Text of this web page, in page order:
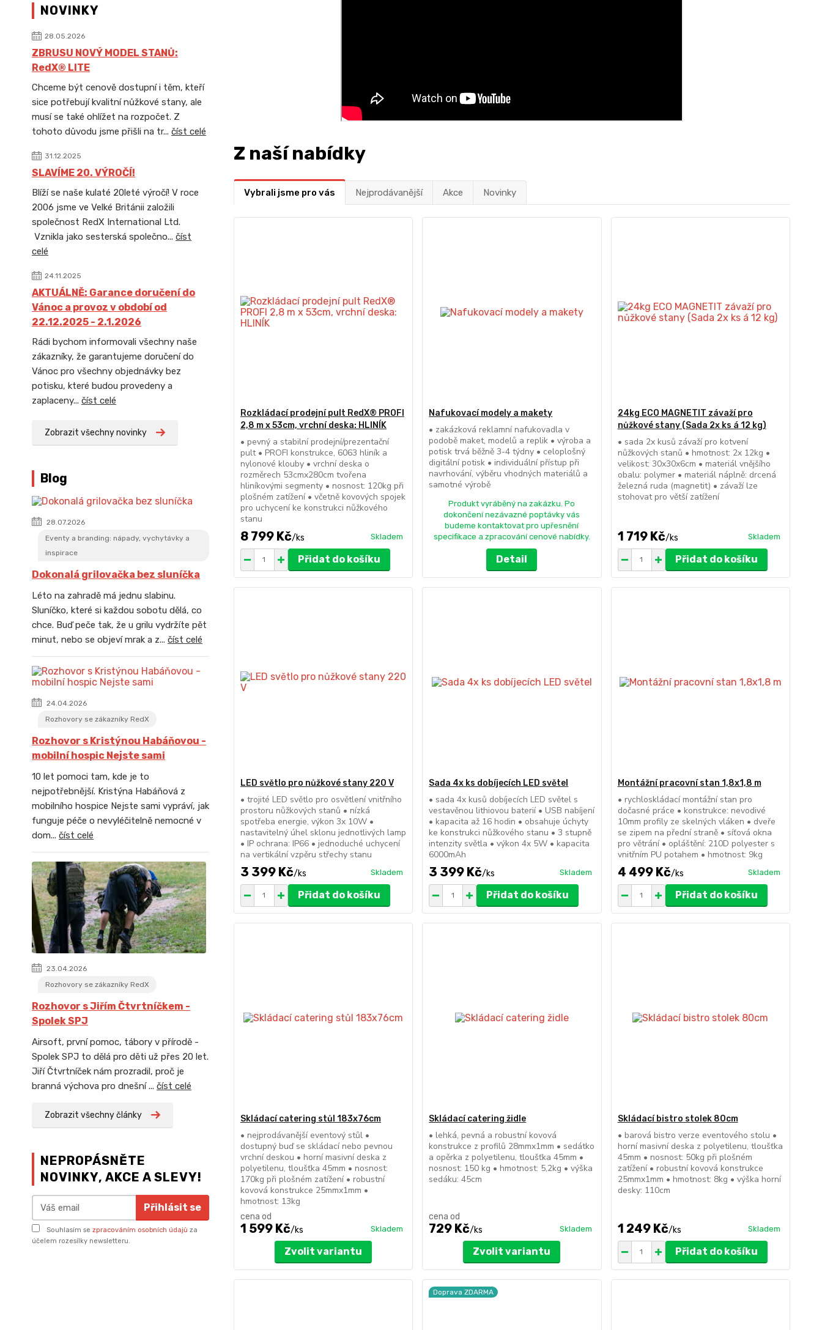
NOVINKY
28.05.2026
ZBRUSU NOVÝ MODEL STANŮ:
RedX® LITE
Chceme být cenově dostupní i těm, kteří
sice potřebují kvalitní nůžkové stany, ale
musí se také ohlížet na rozpočet. Z
tohoto důvodu jsme přišli na tr... číst celé
31.12.2025
SLAVÍME 20. VÝROČÍ!
Blíží se naše kulaté 20leté výročí! V roce
2006 jsme ve Velké Británii založili
společnost RedX International Ltd.
Vznikla jako sesterská společno... číst
celé
24.11.2025
AKTUÁLNĚ: Garance doručení do
Vánoc a provoz v období od
22.12.2025 - 2.1.2026
Rádi bychom informovali všechny naše
zákazníky, že garantujeme doručení do
Vánoc pro všechny objednávky bez
potisku, které budou provedeny a
zaplaceny... číst celé
Zobrazit všechny novinky
Blog
28.07.2026
Eventy a branding: nápady, vychytávky a
inspirace
Dokonalá grilovačka bez sluníčka
Léto na zahradě má jednu slabinu.
Sluníčko, které si každou sobotu dělá, co
chce. Buď peče tak, že u grilu vydržíte pět
minut, nebo se objeví mrak a z... číst celé
24.04.2026
Rozhovory se zákazníky RedX
Rozhovor s Kristýnou Habáňovou -
mobilní hospic Nejste sami
10 let pomoci tam, kde je to
nejpotřebnější. Kristýna Habáňová z
mobilního hospice Nejste sami vypráví, jak
funguje péče o nevyléčitelně nemocné v
dom... číst celé
23.04.2026
Rozhovory se zákazníky RedX
Rozhovor s Jiřím Čtvrtníčkem -
Spolek SPJ
Airsoft, první pomoc, tábory v přírodě -
Spolek SPJ to dělá pro děti už přes 20 let.
Jiří Čtvrtníček nám prozradil, proč je
branná výchova pro dnešní ... číst celé
Zobrazit všechny články
NEPROPÁSNĚTE
NOVINKY, AKCE A SLEVY!
Přihlásit se
Souhlasím se zpracováním osobních údajů za
účelem rozesílky newsletteru.
Z naší nabídky
Vybrali jsme pro vás Nejprodávanější Akce Novinky
Rozkládací prodejní pult RedX® PROFI
2,8 m x 53cm, vrchní deska: HLINÍK
• pevný a stabilní prodejní/prezentační
pult • PROFI konstrukce, 6063 hliník a
nylonové klouby • vrchní deska o
rozměrech 53cmx280cm tvořena
hliníkovými segmenty • nosnost: 120kg při
plošném zatížení • včetně kovových spojek
pro uchycení ke konstrukci nůžkového
stanu
8 799 Kč/ks Skladem
Přidat do košíku
Nafukovací modely a makety
• zakázková reklamní nafukovadla v
podobě maket, modelů a replik • výroba a
potisk trvá běžně 3-4 týdny • celoplošný
digitální potisk • individuální přístup při
navrhování, výběru vhodných materiálů a
samotné výrobě
Produkt vyráběný na zakázku. Po
dokončení nezávazné poptávky vás
budeme kontaktovat pro upřesnění
specifikace a zpracování cenové nabídky.
Detail
24kg ECO MAGNETIT závaží pro
nůžkové stany (Sada 2x ks á 12 kg)
• sada 2x kusů závaží pro kotvení
nůžkových stanů • hmotnost: 2x 12kg •
velikost: 30x30x6cm • materiál vnějšího
obalu: polymer • materiál náplně: drcená
železná ruda (magnetit) • závaží lze
stohovat pro větší zatížení
1 719 Kč/ks Skladem
Přidat do košíku
LED světlo pro nůžkové stany 220 V
• trojité LED světlo pro osvětlení vnitřního
prostoru nůžkových stanů • nízká
spotřeba energie, výkon 3x 10W •
nastavitelný úhel sklonu jednotlivých lamp
• IP ochrana: IP66 • jednoduché uchycení
na vertikální vzpěru střechy stanu
3 399 Kč/ks Skladem
Přidat do košíku
Sada 4x ks dobíjecích LED světel
• sada 4x kusů dobíjecích LED světel s
vestavěnou lithiovou baterií • USB nabíjení
• kapacita až 16 hodin • obsahuje úchyty
ke konstrukci nůžkového stanu • 3 stupně
intenzity světla • výkon 4x 5W • kapacita
6000mAh
3 399 Kč/ks Skladem
Přidat do košíku
Montážní pracovní stan 1,8x1,8 m
• rychloskládací montážní stan pro
dočasné práce • konstrukce: nevodivé
10mm profily ze skelných vláken • dveře
se zipem na přední straně • síťová okna
pro větrání • opláštění: 210D polyester s
vnitřním PU potahem • hmotnost: 9kg
4 499 Kč/ks Skladem
Přidat do košíku
Skládací catering stůl 183x76cm
• nejprodávanější eventový stůl •
dostupný buď se skládací nebo pevnou
vrchní deskou • horní masivní deska z
polyetilenu, tloušťka 45mm • nosnost:
170kg při plošném zatížení • robustní
kovová konstrukce 25mmx1mm •
hmotnost: 13kg
cena od
1 599 Kč/ks Skladem
Zvolit variantu
Skládací catering židle
• lehká, pevná a robustní kovová
konstrukce z profilů 28mmx1mm • sedátko
a opěrka z polyetilenu, tloušťka 45mm •
nosnost: 150 kg • hmotnost: 5,2kg • výška
sedáku: 45cm
cena od
729 Kč/ks Skladem
Zvolit variantu
Skládací bistro stolek 80cm
• barová bistro verze eventového stolu •
horní masivní deska z polyetilenu, tloušťka
45mm • nosnost: 50kg při plošném
zatížení • robustní kovová konstrukce
25mmx1mm • hmotnost: 8kg • výška horní
desky: 110cm
1 249 Kč/ks Skladem
Přidat do košíku
Doprava ZDARMA